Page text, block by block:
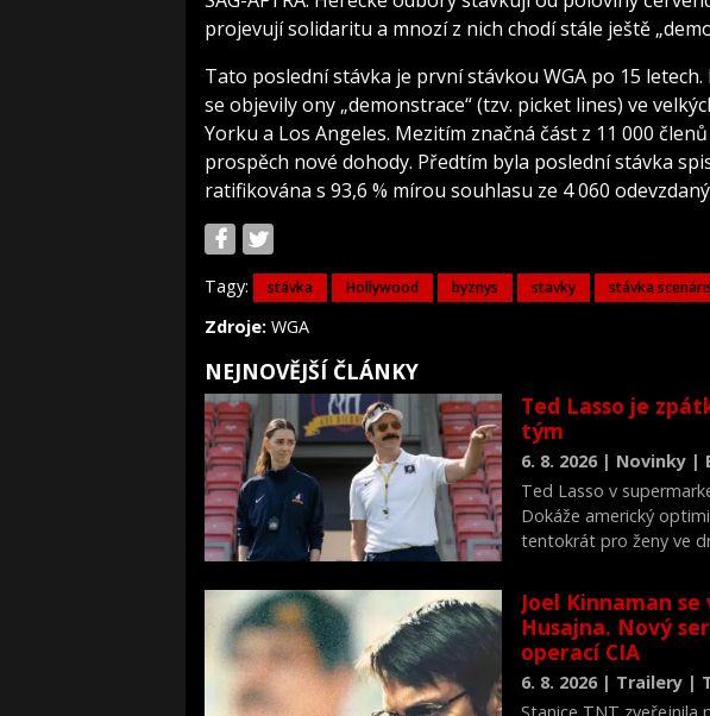
projevují solidaritu a mnozí z nich chodí stále ještě
Tato poslední stávka je první stávkou WGA po 15
se objevily ony „demonstrace“ (tzv. picket lines) ve
Yorku a Los Angeles. Mezitím značná část z 11 000
prospěch nové dohody. Předtím byla poslední stávka
ratifikována s 93,6 % mírou souhlasu ze 4 060
Tagy: stávka Hollywood byznys stavky stávka
Zdroje: WGA
NEJNOVĚJŠÍ ČLÁNKY
Ted Lasso je
tým
6. 8. 2026 | Novinky |
Ted Lasso v
Dokáže americký
tentokrát pro ženy ve
Joel Kinnaman
Husajna. Nový
operací CIA
6. 8. 2026 | Trailery |